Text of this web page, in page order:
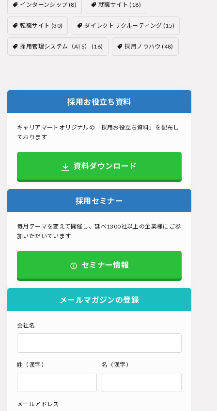
インターンシップ (8) 就職サイト (18)
転職サイト (30) ダイレクトリクルーティング (15)
採用管理システム（ATS） (16) 採用ノウハウ (48)
採用お役立ち資料
キャリアマートオリジナルの「採用お役立ち資料」を配布し
ております
資料ダウンロード
採用セミナー
毎月テーマを変えて開催し、延べ1300社以上の企業様にご参
加いただいています
セミナー情報
メールマガジンの登録
会社名
姓（漢字） 名（漢字）
メールアドレス